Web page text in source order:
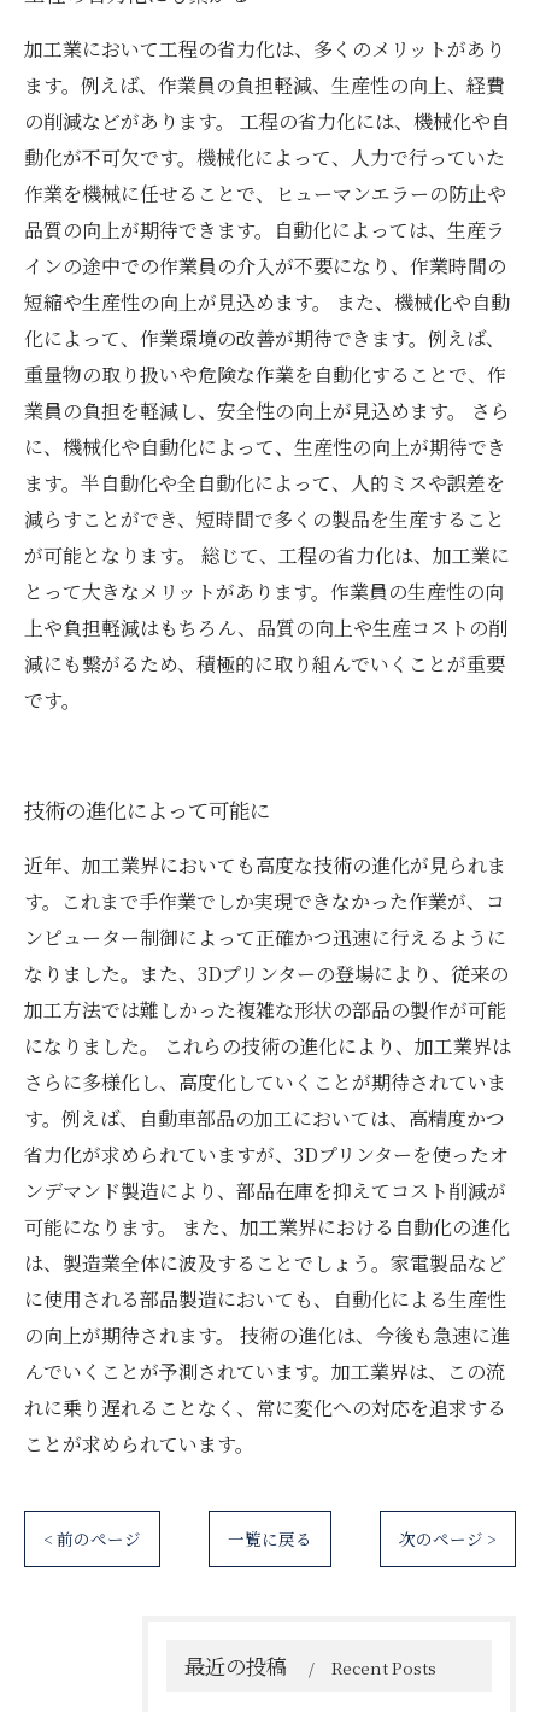
加工業において工程の省力化は、多くのメリットがあり
ます。例えば、作業員の負担軽減、生産性の向上、経費
の削減などがあります。 工程の省力化には、機械化や自
動化が不可欠です。機械化によって、人力で行っていた
作業を機械に任せることで、ヒューマンエラーの防止や
品質の向上が期待できます。自動化によっては、生産ラ
インの途中での作業員の介入が不要になり、作業時間の
短縮や生産性の向上が見込めます。 また、機械化や自動
化によって、作業環境の改善が期待できます。例えば、
重量物の取り扱いや危険な作業を自動化することで、作
業員の負担を軽減し、安全性の向上が見込めます。 さら
に、機械化や自動化によって、生産性の向上が期待でき
ます。半自動化や全自動化によって、人的ミスや誤差を
減らすことができ、短時間で多くの製品を生産すること
が可能となります。 総じて、工程の省力化は、加工業に
とって大きなメリットがあります。作業員の生産性の向
上や負担軽減はもちろん、品質の向上や生産コストの削
減にも繋がるため、積極的に取り組んでいくことが重要
です。
技術の進化によって可能に
近年、加工業界においても高度な技術の進化が見られま
す。これまで手作業でしか実現できなかった作業が、コ
ンピューター制御によって正確かつ迅速に行えるように
なりました。また、3Dプリンターの登場により、従来の
加工方法では難しかった複雑な形状の部品の製作が可能
になりました。 これらの技術の進化により、加工業界は
さらに多様化し、高度化していくことが期待されていま
す。例えば、自動車部品の加工においては、高精度かつ
省力化が求められていますが、3Dプリンターを使ったオ
ンデマンド製造により、部品在庫を抑えてコスト削減が
可能になります。 また、加工業界における自動化の進化
は、製造業全体に波及することでしょう。家電製品など
に使用される部品製造においても、自動化による生産性
の向上が期待されます。 技術の進化は、今後も急速に進
んでいくことが予測されています。加工業界は、この流
れに乗り遅れることなく、常に変化への対応を追求する
ことが求められています。
< 前のページ 一覧に戻る 次のページ >
最近の投稿 Recent Posts